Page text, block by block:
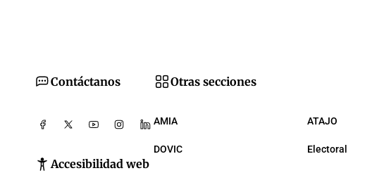
Contáctanos
Accesibilidad web
Otras secciones
AMIA ATAJO
DOVIC Electoral